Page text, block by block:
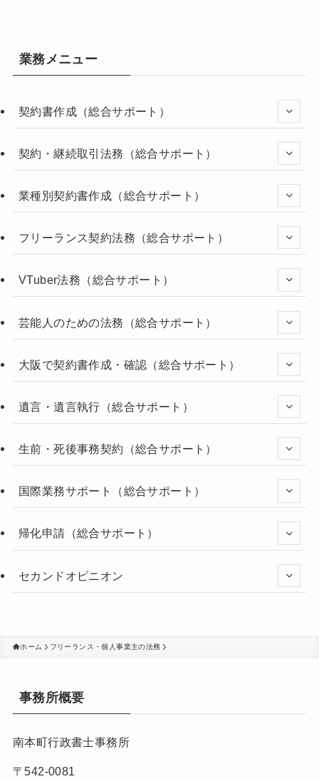
業務メニュー
契約書作成（総合サポート）
契約・継続取引法務（総合サポート）
業種別契約書作成（総合サポート）
フリーランス契約法務（総合サポート）
VTuber法務（総合サポート）
芸能人のための法務（総合サポート）
大阪で契約書作成・確認（総合サポート）
遺言・遺言執行（総合サポート）
生前・死後事務契約（総合サポート）
国際業務サポート（総合サポート）
帰化申請（総合サポート）
セカンドオピニオン
ホーム フリーランス・個人事業主の法務
事務所概要
南本町行政書士事務所
〒542-0081